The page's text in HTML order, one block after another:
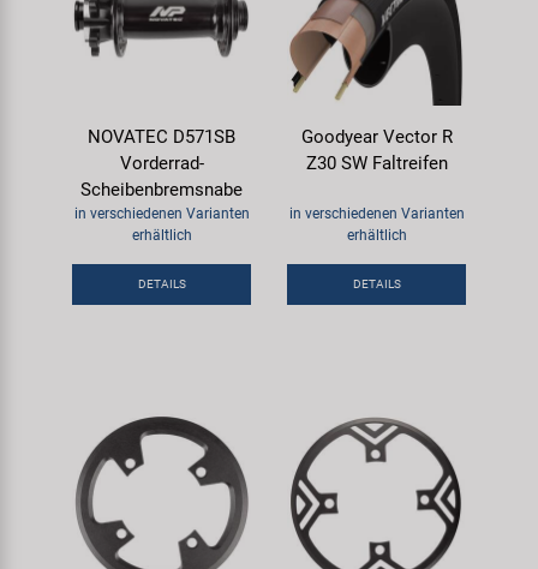
NOVATEC D571SB
Vorderrad-
Scheibenbremsnabe
in verschiedenen Varianten
erhältlich
DETAILS
Goodyear Vector R
Z30 SW Faltreifen
in verschiedenen Varianten
erhältlich
DETAILS